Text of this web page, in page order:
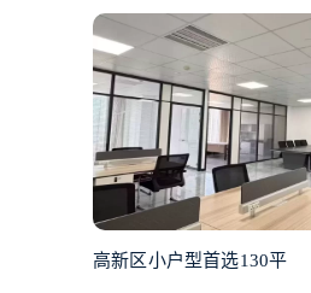
高新区小户型首选130平